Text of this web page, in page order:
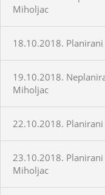
Miholjac
18.10.2018.
19.10.2018.
Miholjac
22.10.2018.
23.10.2018.
Miholjac